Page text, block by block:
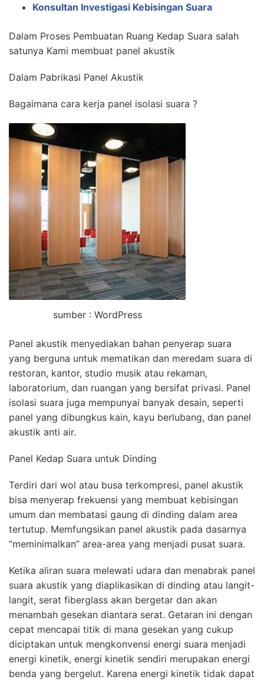
Konsultan Investigasi Kebisingan Suara
Dalam Proses Pembuatan Ruang Kedap Suara salah
satunya Kami membuat panel akustik
Dalam Pabrikasi Panel Akustik
Bagaimana cara kerja panel isolasi suara ?
sumber : WordPress
Panel akustik menyediakan bahan penyerap suara
yang berguna untuk mematikan dan meredam suara di
restoran, kantor, studio musik atau rekaman,
laboratorium, dan ruangan yang bersifat privasi. Panel
isolasi suara juga mempunyai banyak desain, seperti
panel yang dibungkus kain, kayu berlubang, dan panel
akustik anti air.
Panel Kedap Suara untuk Dinding
Terdiri dari wol atau busa terkompresi, panel akustik
bisa menyerap frekuensi yang membuat kebisingan
umum dan membatasi gaung di dinding dalam area
tertutup. Memfungsikan panel akustik pada dasarnya
“meminimalkan” area-area yang menjadi pusat suara.
Ketika aliran suara melewati udara dan menabrak panel
suara akustik yang diaplikasikan di dinding atau langit-
langit, serat fiberglass akan bergetar dan akan
menambah gesekan diantara serat. Getaran ini dengan
cepat mencapai titik di mana gesekan yang cukup
diciptakan untuk mengkonvensi energi suara menjadi
energi kinetik, energi kinetik sendiri merupakan energi
benda yang bergelut. Karena energi kinetik tidak dapat